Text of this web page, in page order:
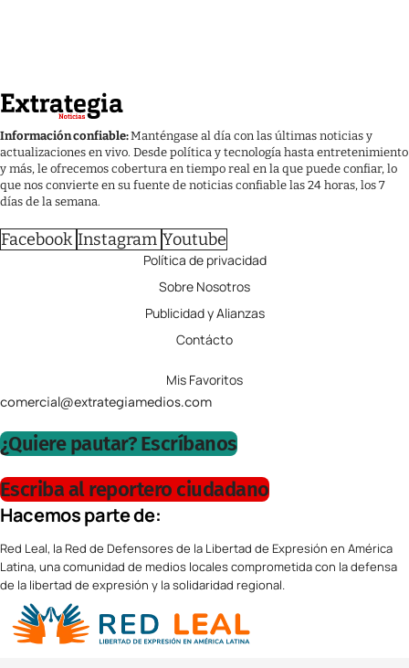
Información confiable:Manténgase al día con las últimas noticias y
actualizaciones en vivo. Desde política y tecnología hasta entretenimiento
y más, le ofrecemos cobertura en tiempo real en la que puede confiar, lo
que nos convierte en su fuente de noticias confiable las 24 horas, los 7
días de la semana.
Facebook Instagram Youtube
Política de privacidad
Sobre Nosotros
Publicidad y Alianzas
Contácto
Mis Favoritos
comercial@extrategiamedios.com
¿Quiere pautar? Escríbanos
Escriba al reportero ciudadano
Hacemos parte de:
Red Leal, la Red de Defensores de la Libertad de Expresión en América
Latina, una comunidad de medios locales comprometida con la defensa
de la libertad de expresión y la solidaridad regional.